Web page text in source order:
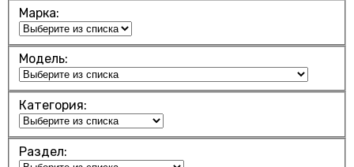
Марка:
Модель:
Категория:
Раздел: